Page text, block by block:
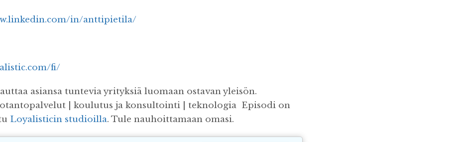
in/anttipietila/
fi/
asiansa tuntevia yrityksiä luomaan ostavan yleisön.
| koulutus ja konsultointi | teknologia Episodi on
Loyalisticin studioilla. Tule nauhoittamaan omasi.